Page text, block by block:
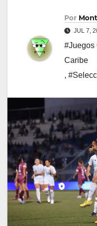
Por
JUL 7,
#Juegos
Caribe
,